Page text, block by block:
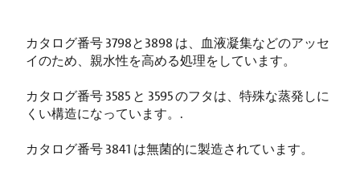
カタログ番号 3798と3898 は、血液凝集などのアッセ
イのため、親水性を高める処理をしています。
カタログ番号 3585 と 3595 のフタは、特殊な蒸発しに
くい構造になっています。.
カタログ番号 3841 は無菌的に製造されています。